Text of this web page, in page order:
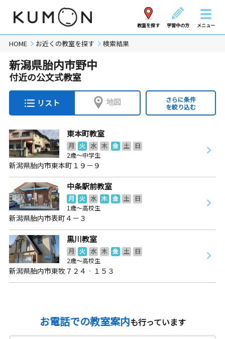
教室を探す 学習中の方 メニュー
HOME お近くの教室を探す 検索結果
新潟県胎内市野中
付近の公文式教室
リスト 地図
さらに条件
を絞り込む
東本町教室
月 火 水 木 金 土
日
2歳～中学生
新潟県胎内市東本町１９－９
中条駅前教室
月 火 水 木 金 土
日
1歳～高校生
新潟県胎内市表町４－３
黒川教室
月 火 水 木 金 土
日
2歳～高校生
新潟県胎内市東牧７２４‐１５３
お電話での教室案内も行っています